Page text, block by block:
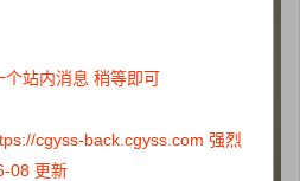
个站内消息 稍等即可
cgyss-back.cgyss.com 强烈
08 更新